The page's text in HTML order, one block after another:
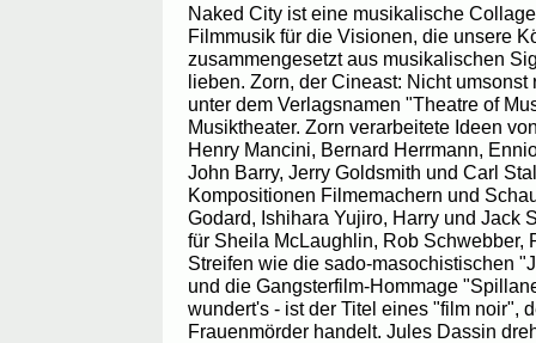
Naked City ist eine musikalische
Filmmusik für die Visionen, die unsere
zusammengesetzt aus musikalischen
lieben. Zorn, der Cineast: Nicht
unter dem Verlagsnamen "Theatre of
Musiktheater. Zorn verarbeitete Ideen
Henry Mancini, Bernard Herrmann,
John Barry, Jerry Goldsmith und Carl
Kompositionen Filmemachern und
Godard, Ishihara Yujiro, Harry und Jack
für Sheila McLaughlin, Rob Schwebber,
Streifen wie die sado-masochistischen
und die Gangsterfilm-Hommage
wundert's - ist der Titel eines "film noir",
Frauenmörder handelt. Jules Dassin